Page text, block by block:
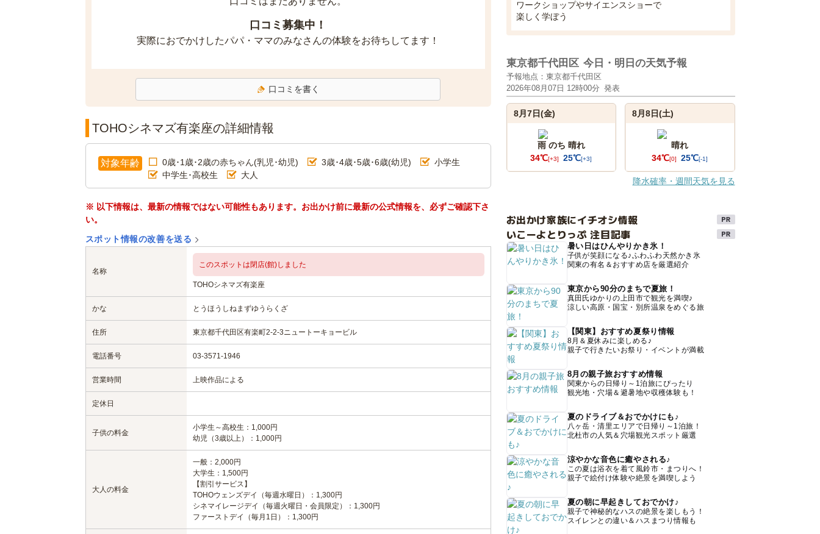
口コミ募集中！
実際におでかけしたパパ・ママのみなさんの体験をお待ちしてます！
口コミを書く
TOHOシネマズ有楽座の詳細情報
対象年齢 0歳･1歳･2歳の赤ちゃん(乳児･幼児) 3歳･4歳･5歳･6歳(幼児)
小学生
中学生･高校生
大人
※ 以下情報は、最新の情報ではない可能性もあります。お出かけ前に最新の公式情報を、必ずご確認下さ
い。
スポット情報の改善を送る
名称
このスポットは閉店(館)しました
TOHOシネマズ有楽座
かな とうほうしねまずゆうらくざ
住所 東京都千代田区有楽町2-2-3ニュートーキョービル
電話番号 03-3571-1946
営業時間 上映作品による
定休日
子供の料金
小学生～高校生：1,000円
幼児（3歳以上）：1,000円
大人の料金
一般：2,000円
大学生：1,500円
【割引サービス】
TOHOウェンズデイ（毎週水曜日）：1,300円
シネマイレージデイ（毎週火曜日・会員限定）：1,300円
ファーストデイ（毎月1日）：1,300円
ワークショップやサイエンスショーで
楽しく学ぼう
東京都千代田区 今日・明日の天気予報
予報地点：東京都千代田区
2026年08月07日 12時00分 発表
8月7日(金)
雨 のち 晴れ
34℃[+3] 25℃[+3]
8月8日(土)
晴れ
34℃[0] 25℃[-1]
降水確率・週間天気を見る
お出かけ家族にイチオシ情報
いこーよとりっぷ 注目記事
暑い日はひんやりかき氷！
子供が笑顔になる♪ふわふわ天然かき氷
関東の有名＆おすすめ店を厳選紹介
東京から90分のまちで夏旅！
真田氏ゆかりの上田市で観光を満喫♪
涼しい高原・国宝・別所温泉をめぐる旅
【関東】おすすめ夏祭り情報
8月＆夏休みに楽しめる♪
親子で行きたいお祭り・イベントが満載
8月の親子旅おすすめ情報
関東からの日帰り～1泊旅にぴったり
観光地・穴場＆避暑地や収穫体験も！
夏のドライブ＆おでかけにも♪
八ヶ岳・清里エリアで日帰り～1泊旅！
北杜市の人気＆穴場観光スポット厳選
涼やかな音色に癒やされる♪
この夏は浴衣を着て風鈴市・まつりへ！
親子で絵付け体験や絶景を満喫しよう
夏の朝に早起きしておでかけ♪
親子で神秘的なハスの絶景を楽しもう！
スイレンとの違い＆ハスまつり情報も